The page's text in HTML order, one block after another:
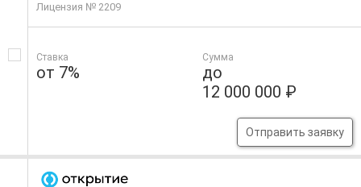
Лицензия № 2209
Ставка
от 7%
Сумма
до
12 000 000 ₽
Отправить заявку